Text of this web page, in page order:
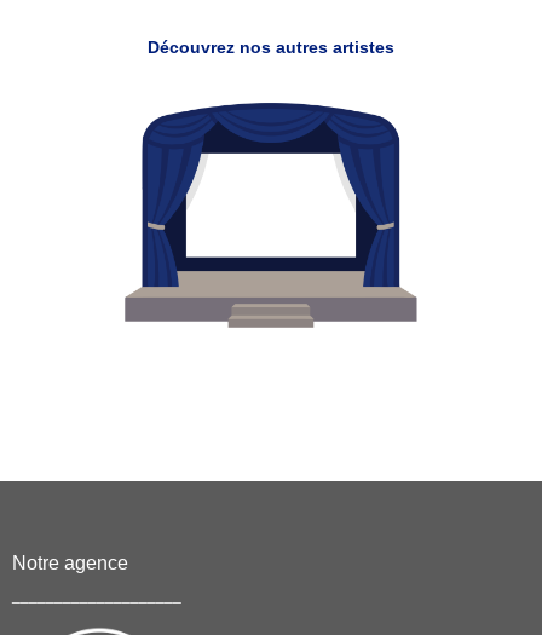
Découvrez nos autres artistes
Notre agence